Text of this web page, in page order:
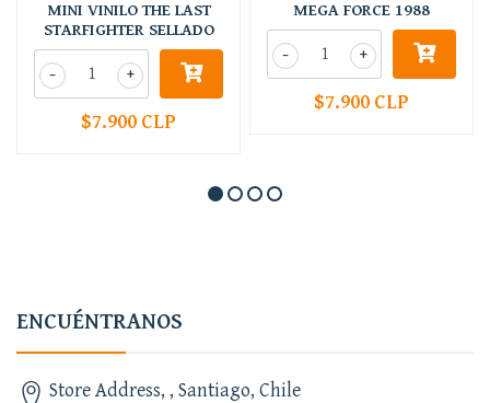
MINI VINILO THE LAST
STARFIGHTER SELLADO
+
-
$7.900 CLP
MEGA FORCE 1988
+
-
$7.900 CLP
ENCUÉNTRANOS
Store Address, , Santiago, Chile